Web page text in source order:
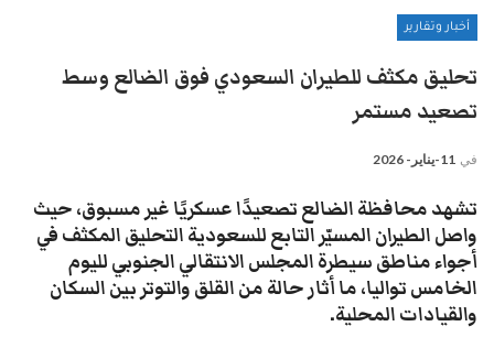
أخبار وتقارير
تحليق مكثف للطيران السعودي فوق الضالع وسط
تصعيد مستمر
في 11-يناير- 2026
تشهد محافظة الضالع تصعيدًا عسكريًا غير مسبوق، حيث
واصل الطيران المسيّر التابع للسعودية التحليق المكثف في
أجواء مناطق سيطرة المجلس الانتقالي الجنوبي لليوم
الخامس تواليا، ما أثار حالة من القلق والتوتر بين السكان
والقيادات المحلية.